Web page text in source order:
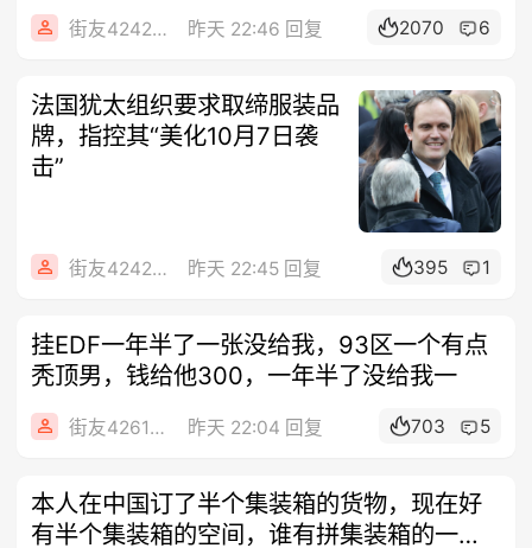
街友42424224 昨天 22:46 回复 2070 6
法国犹太组织要求取缔服装品
牌，指控其“美化10月7日袭
击”
街友42424224 昨天 22:45 回复 395 1
挂EDF一年半了一张没给我，93区一个有点
秃顶男，钱给他300，一年半了没给我一
街友42612092 昨天 22:04 回复 703 5
本人在中国订了半个集装箱的货物，现在好
有半个集装箱的空间，谁有拼集装箱的一